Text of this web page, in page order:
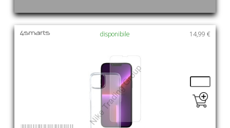
14,99 €
disponibile